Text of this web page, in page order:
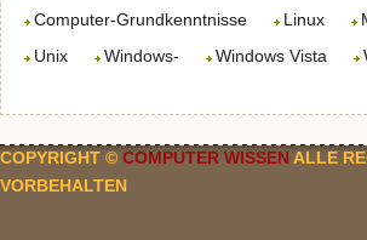
Computer-Grundkenntnisse Linux
Unix
Windows- Windows Vista
COPYRIGHT © COMPUTER WISSEN ALLE
VORBEHALTEN